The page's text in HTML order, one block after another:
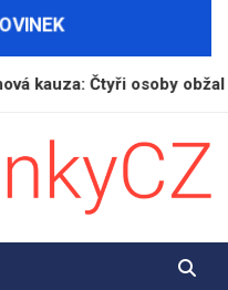
Čtyři osoby obžalovány z